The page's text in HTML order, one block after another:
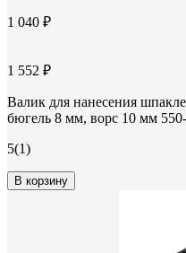
1 040 ₽
1 552 ₽
Валик для нанесения
бюгель 8 мм, ворс 10 мм
5(1)
В корзину